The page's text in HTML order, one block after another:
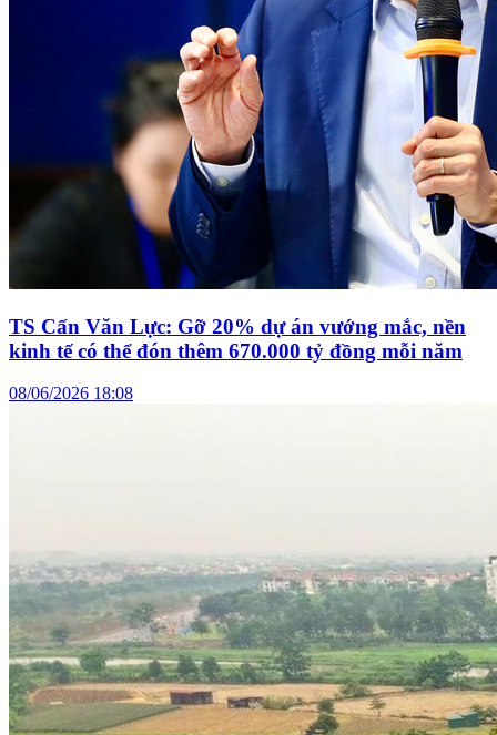
TS Cấn Văn Lực: Gỡ 20% dự án vướng mắc, nền
kinh tế có thể đón thêm 670.000 tỷ đồng mỗi năm
08/06/2026 18:08